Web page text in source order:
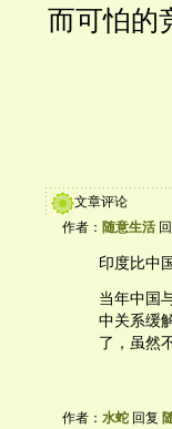
而可怕的
文章评论
作者： 随意生活
印度比中
当年中国
中关系缓
了，虽然
作者： 水蛇 回复